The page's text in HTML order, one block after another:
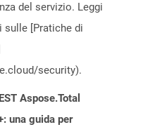
del servizio. Leggi
[Pratiche di
security).
Aspose.Total
una guida per